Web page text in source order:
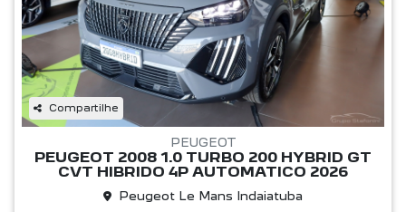
Compartilhe
PEUGEOT
PEUGEOT 2008 1.0 TURBO 200 HYBRID GT
CVT HIBRIDO 4P AUTOMATICO 2026
Peugeot Le Mans Indaiatuba